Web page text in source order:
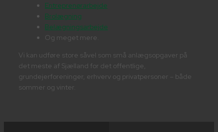
Entreprenørarbejde
Brolægning
Belægningsarbejde
Og meget mere.
Vi kan udføre store såvel som små anlægsopgaver på
det meste af Sjælland for det offentlige,
grundejerforeninger, erhverv og privatpersoner – både
sommer og vinter.